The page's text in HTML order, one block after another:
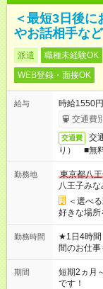
＜最短3日後
やお話相手な
派遣 職種未経験OK
WEB登録・面接OK
給与
時給1550
交通費
交通費
交
り） ■無
勤務地
東京都八
八王子みな
＜選べ
好きな場所
勤務時間
★1日4時間
間のお仕
庭の都合で
週最低15
期間
短期2ヵ月
です！